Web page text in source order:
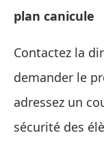
plan canicule
Contactez la
demander le
adressez un
sécurité des